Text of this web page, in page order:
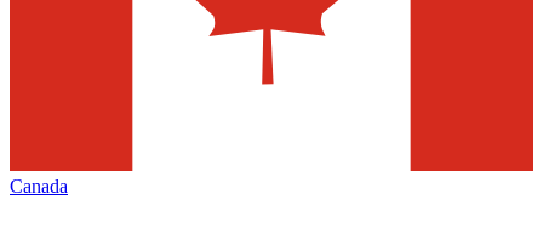
Canada